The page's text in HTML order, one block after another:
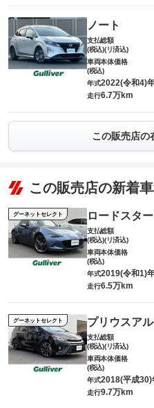
ノート
支払総額
(税込)(リ済込)
車両本体価格
(税込)
年式2022(令和4)
走行6.7万km
この販売店の
この販売店の新着
グーネットセレクト ロードスター
支払総額
(税込)(リ済込)
車両本体価格
(税込)
年式2019(令和1)
走行6.5万km
グーネットセレクト プリウスア
支払総額
(税込)(リ済込)
車両本体価格
(税込)
年式2018(平成30)
走行9.7万km